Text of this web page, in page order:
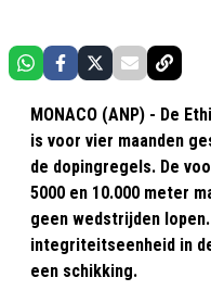
MONACO (ANP) - De
is voor vier maanden
de dopingregels. De
5000 en 10.000 meter
geen wedstrijden
integriteitseenheid in
een schikking.